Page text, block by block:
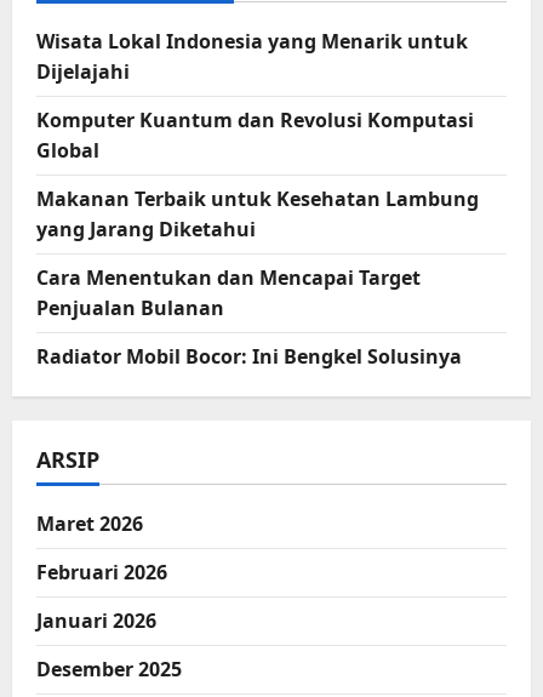
Wisata Lokal Indonesia yang Menarik untuk
Dijelajahi
Komputer Kuantum dan Revolusi Komputasi
Global
Makanan Terbaik untuk Kesehatan Lambung
yang Jarang Diketahui
Cara Menentukan dan Mencapai Target
Penjualan Bulanan
Radiator Mobil Bocor: Ini Bengkel Solusinya
ARSIP
Maret 2026
Februari 2026
Januari 2026
Desember 2025